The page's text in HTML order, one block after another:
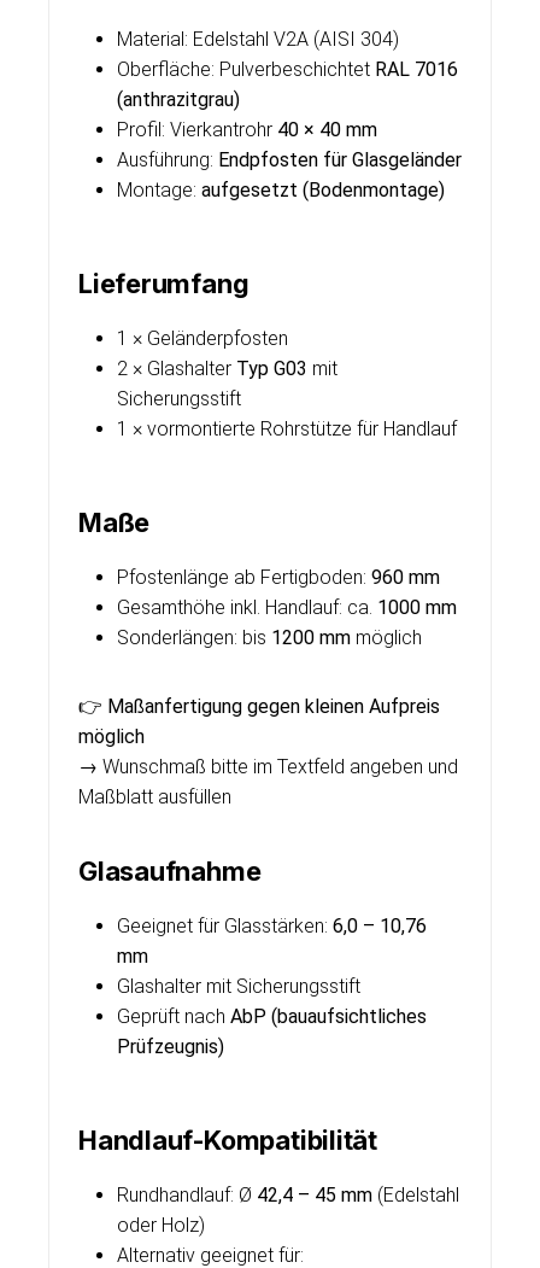
Material: Edelstahl V2A (AISI 304)
Oberfläche: Pulverbeschichtet RAL 7016
(anthrazitgrau)
Profil: Vierkantrohr 40 × 40 mm
Ausführung: Endpfosten für Glasgeländer
Montage: aufgesetzt (Bodenmontage)
Lieferumfang
1 × Geländerpfosten
2 × Glashalter Typ G03 mit
Sicherungsstift
1 × vormontierte Rohrstütze für Handlauf
Maße
Pfostenlänge ab Fertigboden: 960 mm
Gesamthöhe inkl. Handlauf: ca. 1000 mm
Sonderlängen: bis 1200 mm möglich
👉 Maßanfertigung gegen kleinen Aufpreis
möglich
→ Wunschmaß bitte im Textfeld angeben und
Maßblatt ausfüllen
Glasaufnahme
Geeignet für Glasstärken: 6,0 – 10,76
mm
Glashalter mit Sicherungsstift
Geprüft nach AbP (bauaufsichtliches
Prüfzeugnis)
Handlauf-Kompatibilität
Rundhandlauf: Ø 42,4 – 45 mm (Edelstahl
oder Holz)
Alternativ geeignet für: